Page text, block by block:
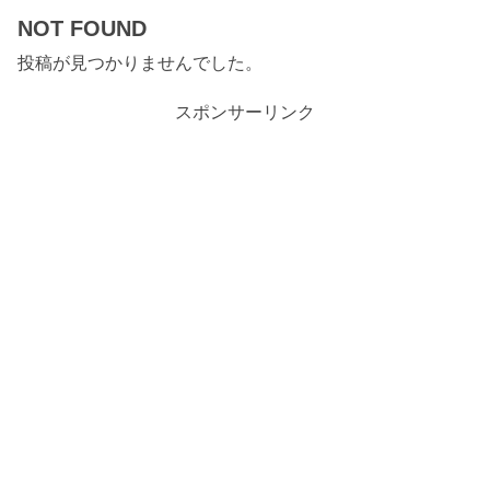
NOT FOUND
投稿が見つかりませんでした。
スポンサーリンク